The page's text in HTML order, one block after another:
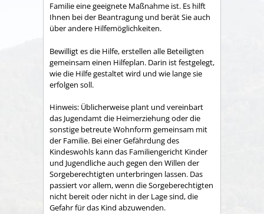
Familie eine geeignete Maßnahme ist. Es hilft
Ihnen bei der Beantragung und berät Sie auch
über andere Hilfemöglichkeiten.
Bewilligt es die Hilfe, erstellen alle Beteiligten
gemeinsam einen Hilfeplan. Darin ist festgelegt,
wie die Hilfe gestaltet wird und wie lange sie
erfolgen soll.
Hinweis: Üblicherweise plant und vereinbart
das Jugendamt die Heimerziehung oder die
sonstige betreute Wohnform gemeinsam mit
der Familie. Bei einer Gefährdung des
Kindeswohls kann das Familiengericht Kinder
und Jugendliche auch gegen den Willen der
Sorgeberechtigten unterbringen lassen. Das
passiert vor allem, wenn die Sorgeberechtigten
nicht bereit oder nicht in der Lage sind, die
Gefahr für das Kind abzuwenden.